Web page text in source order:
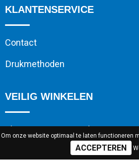
KLANTENSERVICE
Contact
Drukmethoden
VEILIG WINKELEN
Algemene voorwaarden
Cookieverklaring
Om onze website optimaal te laten functioneren